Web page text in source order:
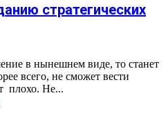
стратегических
в нынешнем виде, то станет
всего, не сможет вести
плохо. Не...